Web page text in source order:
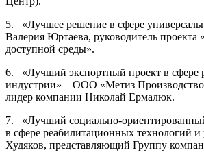
5. «Лучшее решение в сфере
Валерия Юртаева, руководитель проекта
доступной среды».
6. «Лучший экспортный проект в сфере
индустрии» – ООО «Метиз
лидер компании Николай Ермалюк.
7. «Лучший социально-ориентированный
в сфере реабилитационных технологий и
Худяков, представляющий Группу